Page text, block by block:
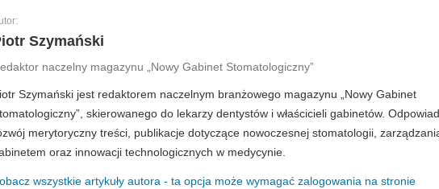
Szymański
naczelny magazynu „Nowy Gabinet Stomatologiczny”
Szymański jest redaktorem naczelnym branżowego magazynu „Nowy Gabinet
skierowanego do lekarzy dentystów i właścicieli gabinetów.
merytoryczny treści, publikacje dotyczące nowoczesnej stomatologii,
oraz innowacji technologicznych w medycynie.
wszystkie artykuły autora - ta opcja może wymagać zalogowania na stronie